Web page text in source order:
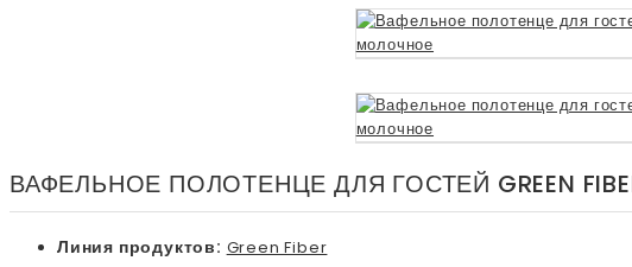
ВАФЕЛЬНОЕ ПОЛОТЕНЦЕ ДЛЯ ГОСТЕЙ GREEN
Линия продуктов: Green Fiber